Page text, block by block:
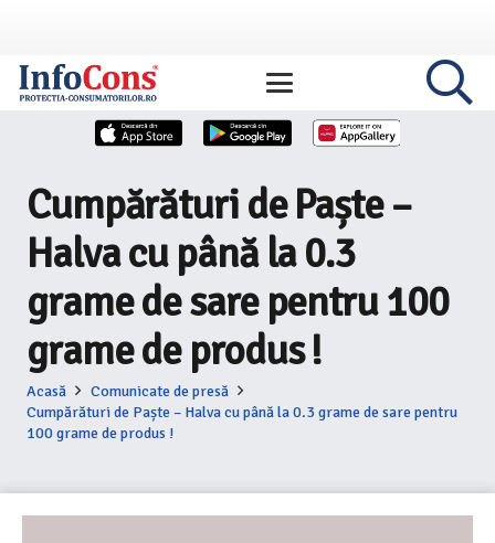
Cumpărături de Paște –
Halva cu până la 0.3
grame de sare pentru 100
grame de produs !
Acasă
Comunicate de presă
Cumpărături de Paște – Halva cu până la 0.3 grame de sare pentru
100 grame de produs !